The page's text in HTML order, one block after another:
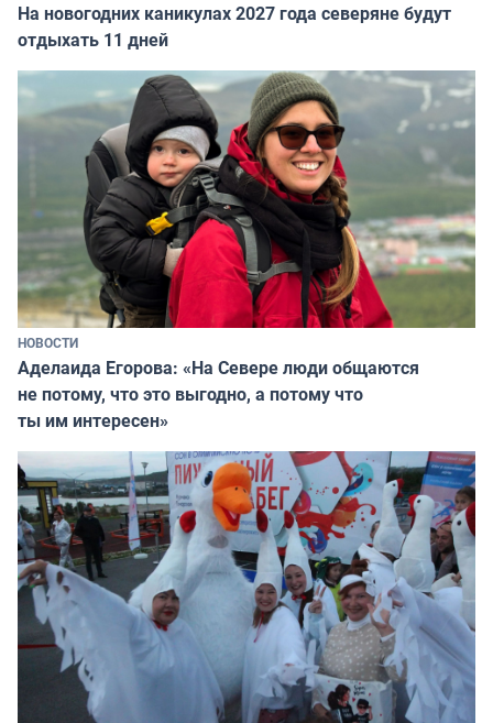
На новогодних каникулах 2027 года северяне будут
отдыхать 11 дней
НОВОСТИ
Аделаида Егорова: «На Севере люди общаются
не потому, что это выгодно, а потому что
ты им интересен»